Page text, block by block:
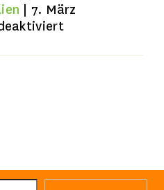
| 7. März
für
im